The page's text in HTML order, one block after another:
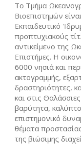
Το Τμήμα
Βιοεπιστημών
Εκπαιδευτικό
προπτυχιακούς
αντικείμενο της
Επιστήμες. Η
6000 νησιά και
ακτογραμμής,
δραστηριότητες,
και στις
βαρύτητα,
επιστημονικό
θέματα
της βιώσιμης